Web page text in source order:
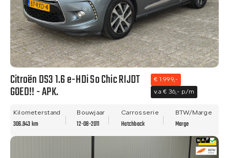
Citroën DS3 1.6 e-HDi So Chic RIJDT
GOED!! - APK.
€ 1.999,-
v.a € 36,- p/m
Kilometerstand
306.943 km
Bouwjaar
12-08-2011
Carrosserie
Hatchback
BTW/Marge
Marge